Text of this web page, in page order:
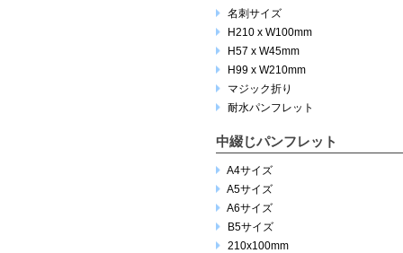
名刺サイズ
H210 x W100mm
H57 x W45mm
H99 x W210mm
マジック折り
耐水パンフレット
中綴じパンフレット
A4サイズ
A5サイズ
A6サイズ
B5サイズ
210x100mm